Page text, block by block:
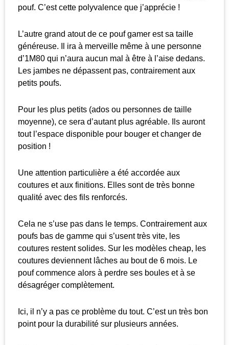
pouf. C’est cette polyvalence que j’apprécie !
L’autre grand atout de ce pouf gamer est sa taille
généreuse. Il ira à merveille même à une personne
d’1M80 qui n’aura aucun mal à être à l’aise dedans.
Les jambes ne dépassent pas, contrairement aux
petits poufs.
Pour les plus petits (ados ou personnes de taille
moyenne), ce sera d’autant plus agréable. Ils auront
tout l’espace disponible pour bouger et changer de
position !
Une attention particulière a été accordée aux
coutures et aux finitions. Elles sont de très bonne
qualité avec des fils renforcés.
Cela ne s’use pas dans le temps. Contrairement aux
poufs bas de gamme qui s’usent très vite, les
coutures restent solides. Sur les modèles cheap, les
coutures deviennent lâches au bout de 6 mois. Le
pouf commence alors à perdre ses boules et à se
désagréger complètement.
Ici, il n’y a pas ce problème du tout. C’est un très bon
point pour la durabilité sur plusieurs années.